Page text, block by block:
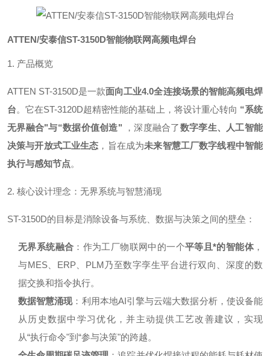
ATTEN/安泰信ST-3150D智能物联网高频电焊台
1. 产品概览
ATTEN ST-3150D是一款面向工业4.0全连接场景的智能高频电焊
台。它在ST-3120D超精密性能的基础上，将设计重心转向 “系统
无界融合"与“数据价值创造" ，深度融合了数字孪生、人工智能
决策与开放式工业生态 ，旨在成为未来智慧工厂数字线程中智能
执行与感知节点。
2. 核心设计理念：无界系统与智慧涌现
ST-3150D的目标是消除设备与系统、数据与决策之间的壁垒：
无界系统融合 ：作为工厂物联网中的一个平等且*的智能体，
与MES、ERP、PLM乃至数字孪生平台进行双向、深度的数
据交换和指令执行。
数据智慧涌现：利用本地AI引擎与云端大数据分析，使设备能
从历史数据中学习优化，并主动提供工艺改善建议，实现
从“执行命令"到“参与决策"的跨越。